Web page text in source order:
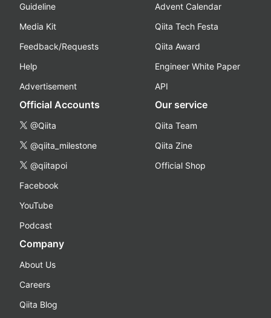
Guideline
Media Kit
Feedback/Requests
Help
Advertisement
Advent Calendar
Qiita Tech Festa
Qiita Award
Engineer White Paper
API
Official Accounts
@Qiita
@qiita_milestone
@qiitapoi
Facebook
YouTube
Podcast
Our service
Qiita Team
Qiita Zine
Official Shop
Company
About Us
Careers
Qiita Blog